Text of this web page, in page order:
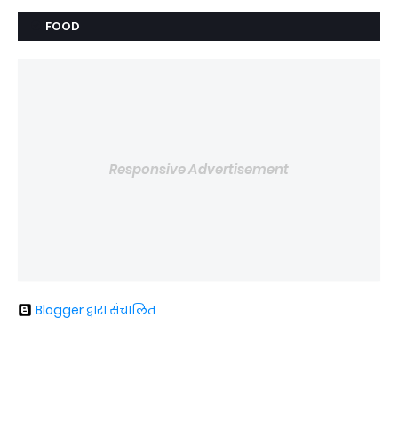
FOOD
Responsive Advertisement
Blogger द्वारा संचालित